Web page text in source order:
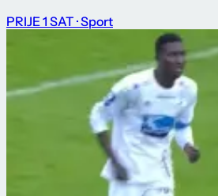
PRIJE 1 SAT · Sport